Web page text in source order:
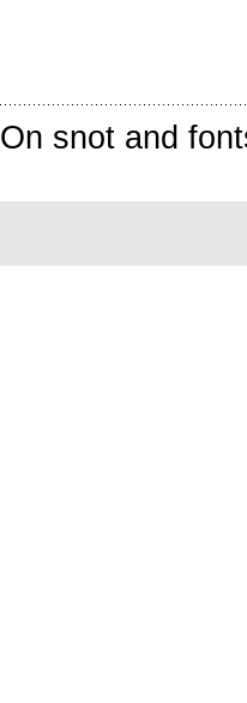
On snot and